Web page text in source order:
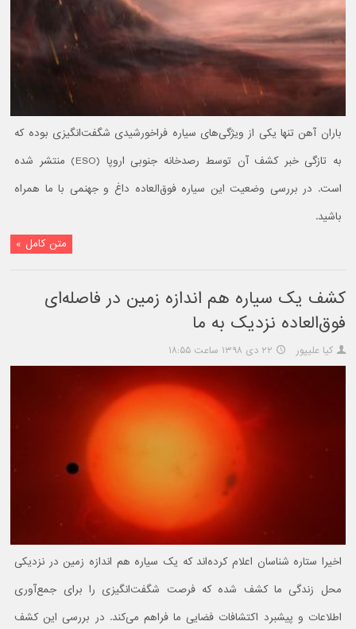
باران آهن تنها یکی از ویژگی‌های سیاره فراخورشیدی شگفت‌انگیزی بوده که
به تازگی خبر کشف آن توسط رصدخانه جنوبی اروپا (ESO) منتشر شده
است. در بررسی وضعیت این سیاره فوق‌العاده داغ و جهنمی با ما همراه
باشید.
متن کامل »
کشف یک سیاره هم اندازه زمین در فاصله‌ای
فوق‌العاده نزدیک به ما
کیا علیپور ۲۲ دی ۱۳۹۸ ساعت ۱۸:۵۵
اخیرا ستاره شناسان اعلام کرده‌اند که یک سیاره هم اندازه زمین در نزدیکی
محل زندگی ما کشف شده که فرصت شگفت‌انگیزی را برای جمع‌آوری
اطلاعات و پیشبرد اکتشافات فضایی ما فراهم می‌کند. در بررسی این کشف